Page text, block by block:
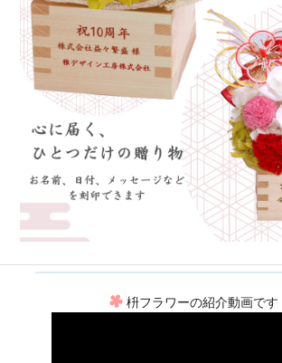
枡フラワーの紹介動画です